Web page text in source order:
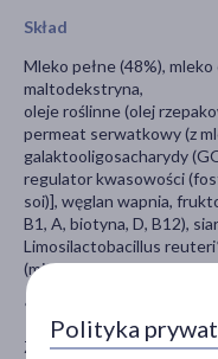
Skład
Mleko pełne (48%),
maltodekstryna,
oleje roślinne (olej
permeat serwatkowy (z
galaktooligosacharydy
regulator kwasowości
soi)], węglan wapnia,
B1, A, biotyna, D, B12),
Limosilactobacillus
(mieszanina tokoferoli,
**zgodnie z licencją
Zawarte alergeny:
Polityka